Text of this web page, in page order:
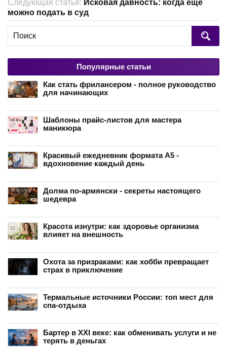
Следующая статья: Исковая давность: когда ещё
можно подать в суд
Популярные статьи
Как стать фрилансером - полное руководство
для начинающих
Шаблоны прайс-листов для мастера
маникюра
Красивый ежедневник формата А5 -
вдохновение каждый день
Долма по-армянски - секреты настоящего
шедевра
Красота изнутри: как здоровье организма
влияет на внешность
Охота за призраками: как хобби превращает
страх в приключение
Термальные источники России: топ мест для
спа-отдыха
Бартер в XXI веке: как обменивать услуги и не
терять в деньгах